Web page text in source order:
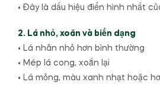
• Đây là dấu hiệu điển hình nhất
2. Lá nhỏ, xoăn và biến dạng
• Lá nhãn nhỏ hơn bình thường
• Mép lá cong, xoắn lại
• Lá mỏng, màu xanh nhạt hoặc